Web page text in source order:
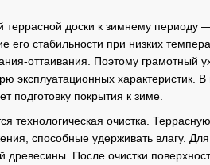
террасной доски к зимнему
его стабильности при низких
оттаивания. Поэтому грамотный
эксплуатационных характеристик.
подготовку покрытия к зиме.
технологическая очистка.
способные удерживать влагу.
древесины. После очистки